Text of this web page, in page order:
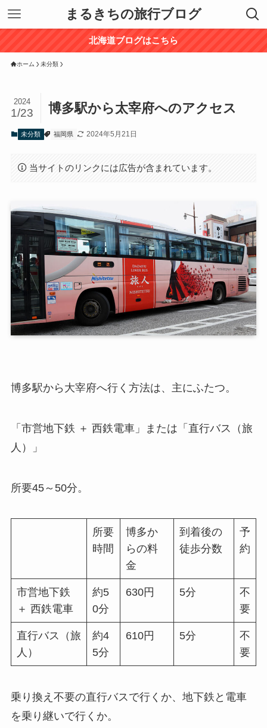
まるきちの旅行ブログ
北海道ブログはこちら
ホーム 未分類
博多駅から太宰府へのアクセス
2024
1/23
未分類 福岡県 2024年5月21日
当サイトのリンクには広告が含まれています。
博多駅から大宰府へ行く方法は、主にふたつ。
「市営地下鉄 ＋ 西鉄電車」または「直行バス（旅
人）」
所要45～50分。
所要
時間
博多か
らの料
金
到着後の
徒歩分数
予
約
市営地下鉄
＋ 西鉄電車
約5
0分
630円 5分
不
要
直行バス（旅
人）
約4
5分
610円 5分
不
要
乗り換え不要の直行バスで行くか、地下鉄と電車
を乗り継いで行くか。